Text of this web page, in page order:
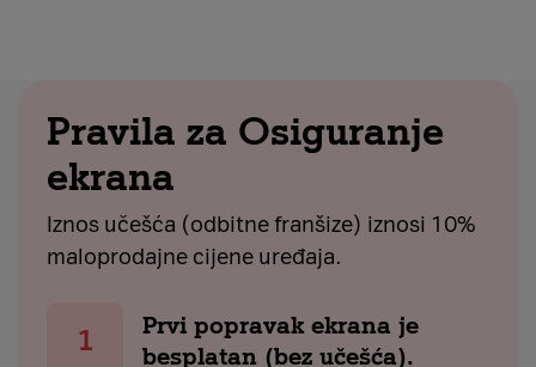
Pravila za Osiguranje
ekrana
Iznos učešća (odbitne franšize) iznosi 10%
maloprodajne cijene uređaja.
Prvi popravak ekrana je
besplatan (bez učešća).